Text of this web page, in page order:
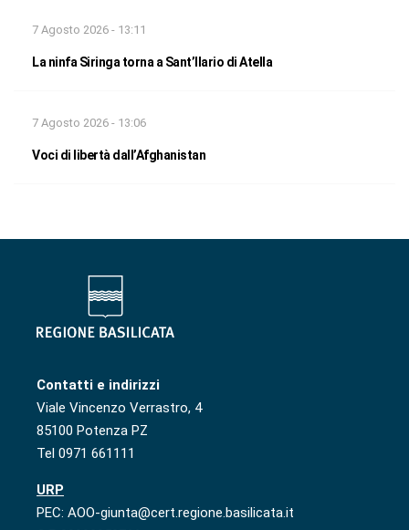
7 Agosto 2026 - 13:11
La ninfa Siringa torna a Sant’Ilario di Atella
7 Agosto 2026 - 13:06
Voci di libertà dall’Afghanistan
Contatti e indirizzi
Viale Vincenzo Verrastro, 4
85100 Potenza PZ
Tel 0971 661111
URP
PEC: AOO-giunta@cert.regione.basilicata.it